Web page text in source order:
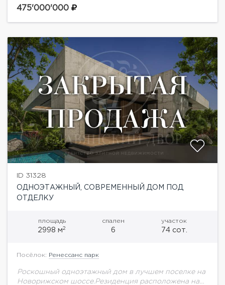
кабинет, гараж на 2 м/м.
475'000'000
ID 31328
ОДНОЭТАЖНЫЙ, СОВРЕМЕННЫЙ ДОМ ПОД
ОТДЕЛКУ
площадь
2998 м2
спален
6
участок
74 сот.
Посёлок: Ренессанс парк
Роскошный одноэтажный дом в лучшем поселке на
Новорижском шоссе.Резиденция расположена на